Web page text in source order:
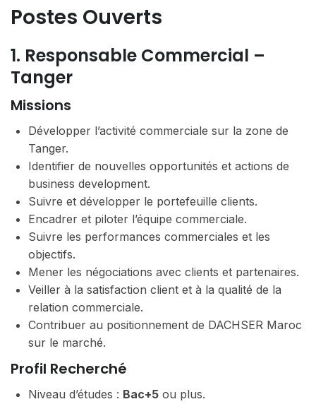
Postes Ouverts
1. Responsable Commercial –
Tanger
Missions
Développer l’activité commerciale sur la zone de
Tanger.
Identifier de nouvelles opportunités et actions de
business development.
Suivre et développer le portefeuille clients.
Encadrer et piloter l’équipe commerciale.
Suivre les performances commerciales et les
objectifs.
Mener les négociations avec clients et partenaires.
Veiller à la satisfaction client et à la qualité de la
relation commerciale.
Contribuer au positionnement de DACHSER Maroc
sur le marché.
Profil Recherché
Niveau d’études : Bac+5 ou plus.